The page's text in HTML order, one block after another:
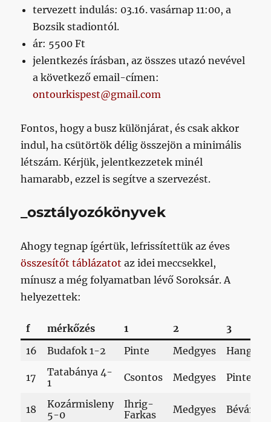
tervezett indulás: 03.16. vasárnap 11:00, a
Bozsik stadiontól.
ár: 5500 Ft
jelentkezés írásban, az összes utazó nevével
a következő email-címen:
ontourkispest@gmail.com
Fontos, hogy a busz különjárat, és csak akkor
indul, ha csütörtök délig összejön a minimális
létszám. Kérjük, jelentkezzetek minél
hamarabb, ezzel is segítve a szervezést.
_osztályozókönyvek
Ahogy tegnap ígértük, lefrissítettük az éves
összesítőt táblázatot az idei meccsekkel,
mínusz a még folyamatban lévő Soroksár. A
helyezettek:
f mérkőzés 1 2
3
16
Budafok 1-2 Pinte Medgyes Hangya
17
Tatabánya 4-
1
Csontos Medgyes Pinte
18
Kozármisleny
5-0
Ihrig-
Farkas
Medgyes Bévárdi